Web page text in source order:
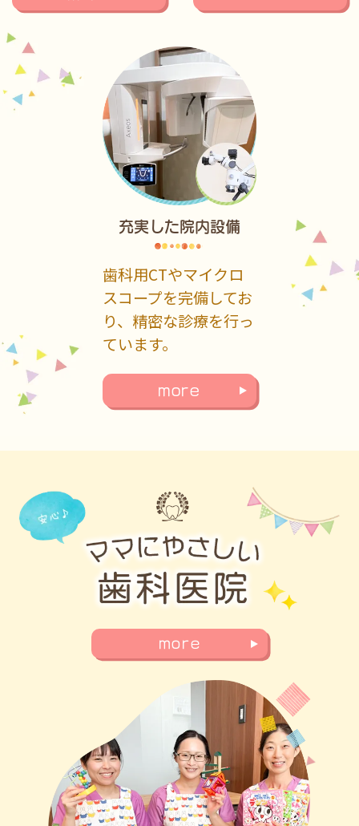
充実した院内設備
歯科用CTやマイクロ
スコープを完備してお
り、精密な診療を行っ
ています。
more
more